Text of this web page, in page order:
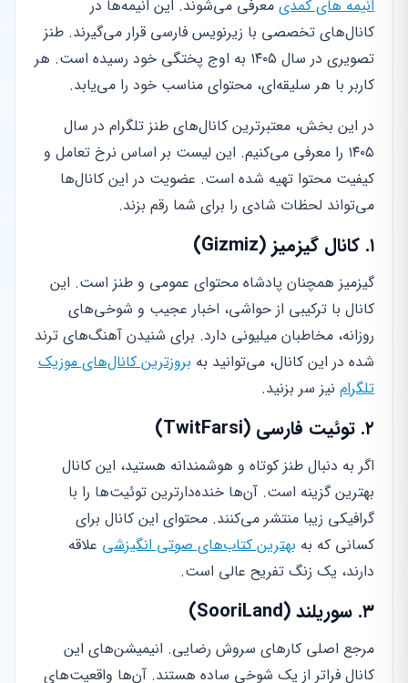
انیمه های کمدی معرفی می‌شوند. این انیمه‌ها در
کانال‌های تخصصی با زیرنویس فارسی قرار می‌گیرند. طنز
تصویری در سال ۱۴۰۵ به اوج پختگی خود رسیده است. هر
کاربر با هر سلیقه‌ای، محتوای مناسب خود را می‌یابد.
در این بخش، معتبرترین کانال‌های طنز تلگرام در سال
۱۴۰۵ را معرفی می‌کنیم. این لیست بر اساس نرخ تعامل و
کیفیت محتوا تهیه شده است. عضویت در این کانال‌ها
می‌تواند لحظات شادی را برای شما رقم بزند.
۱. کانال گیزمیز (Gizmiz)
گیزمیز همچنان پادشاه محتوای عمومی و طنز است. این
کانال با ترکیبی از حواشی، اخبار عجیب و شوخی‌های
روزانه، مخاطبان میلیونی دارد. برای شنیدن آهنگ‌های ترند
شده در این کانال، می‌توانید به بروزترین کانال‌های موزیک
تلگرام نیز سر بزنید.
۲. توئیت فارسی (TwitFarsi)
اگر به دنبال طنز کوتاه و هوشمندانه هستید، این کانال
بهترین گزینه است. آن‌ها خنده‌دارترین توئیت‌ها را با
گرافیکی زیبا منتشر می‌کنند. محتوای این کانال برای
کسانی که به بهترین کتاب‌های صوتی انگیزشی علاقه
دارند، یک زنگ تفریح عالی است.
۳. سوریلند (SooriLand)
مرجع اصلی کارهای سروش رضایی. انیمیشن‌های این
کانال فراتر از یک شوخی ساده هستند. آن‌ها واقعیت‌های